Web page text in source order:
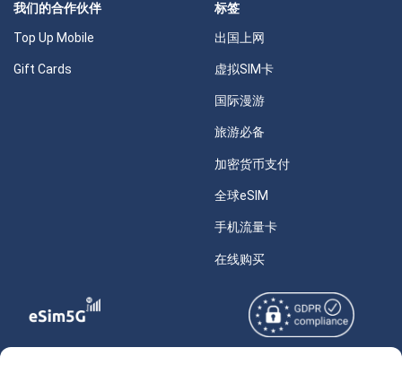
我们的合作伙伴
Top Up Mobile
Gift Cards
标签
出国上网
虚拟SIM卡
国际漫游
旅游必备
加密货币支付
全球eSIM
手机流量卡
在线购买